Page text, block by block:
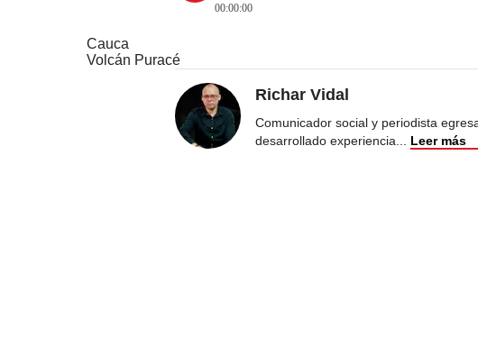
00:00:00
Cauca
Volcán Puracé
Richar Vidal
Comunicador social y periodista
desarrollado experiencia
Leer más